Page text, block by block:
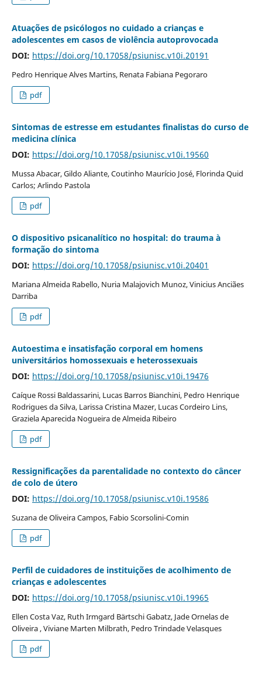
Atuações de psicólogos no cuidado a crianças e
adolescentes em casos de violência autoprovocada
DOI: https://doi.org/10.17058/psiunisc.v10i.20191
Pedro Henrique Alves Martins, Renata Fabiana Pegoraro
pdf
Sintomas de estresse em estudantes finalistas do curso de
medicina clínica
DOI: https://doi.org/10.17058/psiunisc.v10i.19560
Mussa Abacar, Gildo Aliante, Coutinho Maurício José, Florinda Quid
Carlos; Arlindo Pastola
pdf
O dispositivo psicanalítico no hospital: do trauma à
formação do sintoma
DOI: https://doi.org/10.17058/psiunisc.v10i.20401
Mariana Almeida Rabello, Nuria Malajovich Munoz, Vinicius Anciães
Darriba
pdf
Autoestima e insatisfação corporal em homens
universitários homossexuais e heterossexuais
DOI: https://doi.org/10.17058/psiunisc.v10i.19476
Caíque Rossi Baldassarini, Lucas Barros Bianchini, Pedro Henrique
Rodrigues da Silva, Larissa Cristina Mazer, Lucas Cordeiro Lins,
Graziela Aparecida Nogueira de Almeida Ribeiro
pdf
Ressignificações da parentalidade no contexto do câncer
de colo de útero
DOI: https://doi.org/10.17058/psiunisc.v10i.19586
Suzana de Oliveira Campos, Fabio Scorsolini-Comin
pdf
Perfil de cuidadores de instituições de acolhimento de
crianças e adolescentes
DOI: https://doi.org/10.17058/psiunisc.v10i.19965
Ellen Costa Vaz, Ruth Irmgard Bärtschi Gabatz, Jade Ornelas de
Oliveira , Viviane Marten Milbrath, Pedro Trindade Velasques
pdf